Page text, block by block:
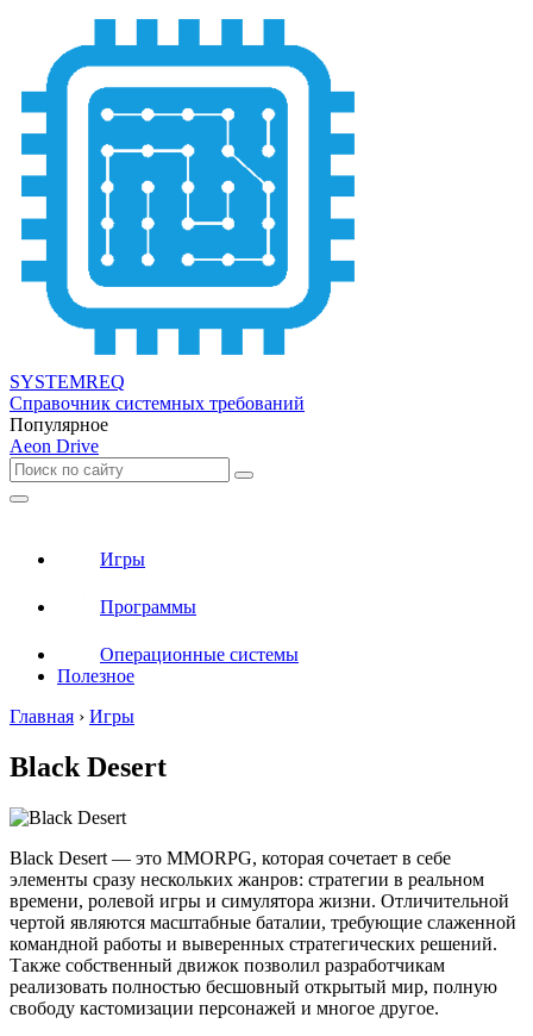
SYSTEMREQ
Справочник системных требований
Популярное
Aeon Drive
Игры
Программы
Операционные системы
Полезное
Главная › Игры
Black Desert
Black Desert — это MMORPG, которая сочетает в себе
элементы сразу нескольких жанров: стратегии в реальном
времени, ролевой игры и симулятора жизни. Отличительной
чертой являются масштабные баталии, требующие слаженной
командной работы и выверенных стратегических решений.
Также собственный движок позволил разработчикам
реализовать полностью бесшовный открытый мир, полную
свободу кастомизации персонажей и многое другое.